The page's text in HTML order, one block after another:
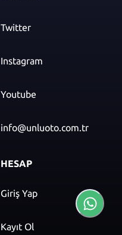
Twitter
Instagram
Youtube
info@unluoto.com.tr
HESAP
Giriş Yap
Kayıt Ol